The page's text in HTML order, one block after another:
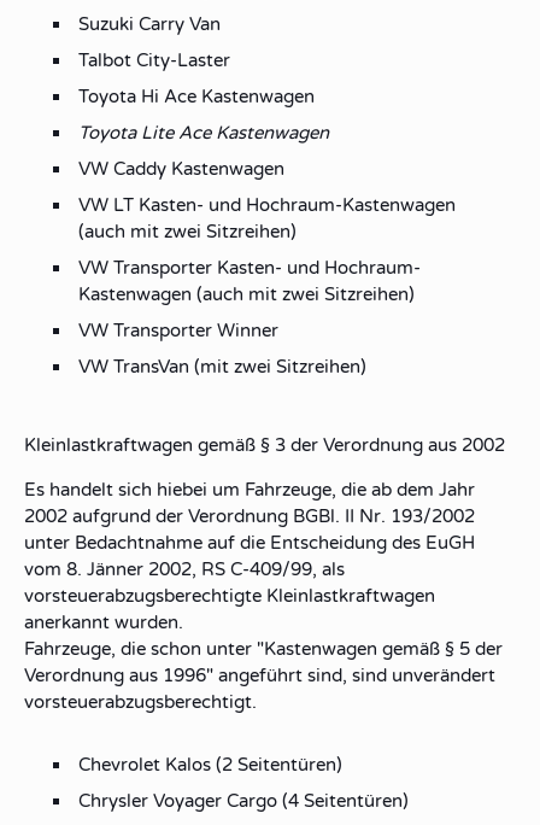
Suzuki Carry Van
Talbot City-Laster
Toyota Hi Ace Kastenwagen
Toyota Lite Ace Kastenwagen
VW Caddy Kastenwagen
VW LT Kasten- und Hochraum-Kastenwagen
(auch mit zwei Sitzreihen)
VW Transporter Kasten- und Hochraum-
Kastenwagen (auch mit zwei Sitzreihen)
VW Transporter Winner
VW TransVan (mit zwei Sitzreihen)
Kleinlastkraftwagen gemäß § 3 der Verordnung aus 2002
Es handelt sich hiebei um Fahrzeuge, die ab dem Jahr
2002 aufgrund der Verordnung BGBl. II Nr. 193/2002
unter Bedachtnahme auf die Entscheidung des EuGH
vom 8. Jänner 2002, RS C-409/99, als
vorsteuerabzugsberechtigte Kleinlastkraftwagen
anerkannt wurden.
Fahrzeuge, die schon unter "Kastenwagen gemäß § 5 der
Verordnung aus 1996" angeführt sind, sind unverändert
vorsteuerabzugsberechtigt.
Chevrolet Kalos (2 Seitentüren)
Chrysler Voyager Cargo (4 Seitentüren)